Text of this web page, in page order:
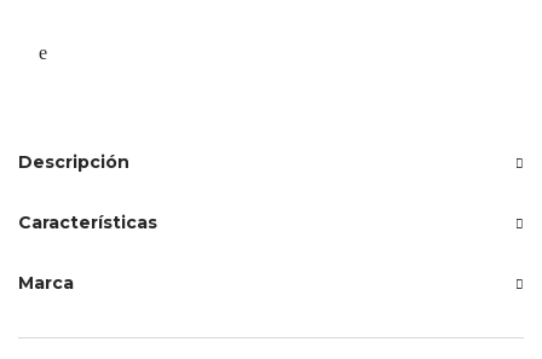
Descripción
Características
Marca